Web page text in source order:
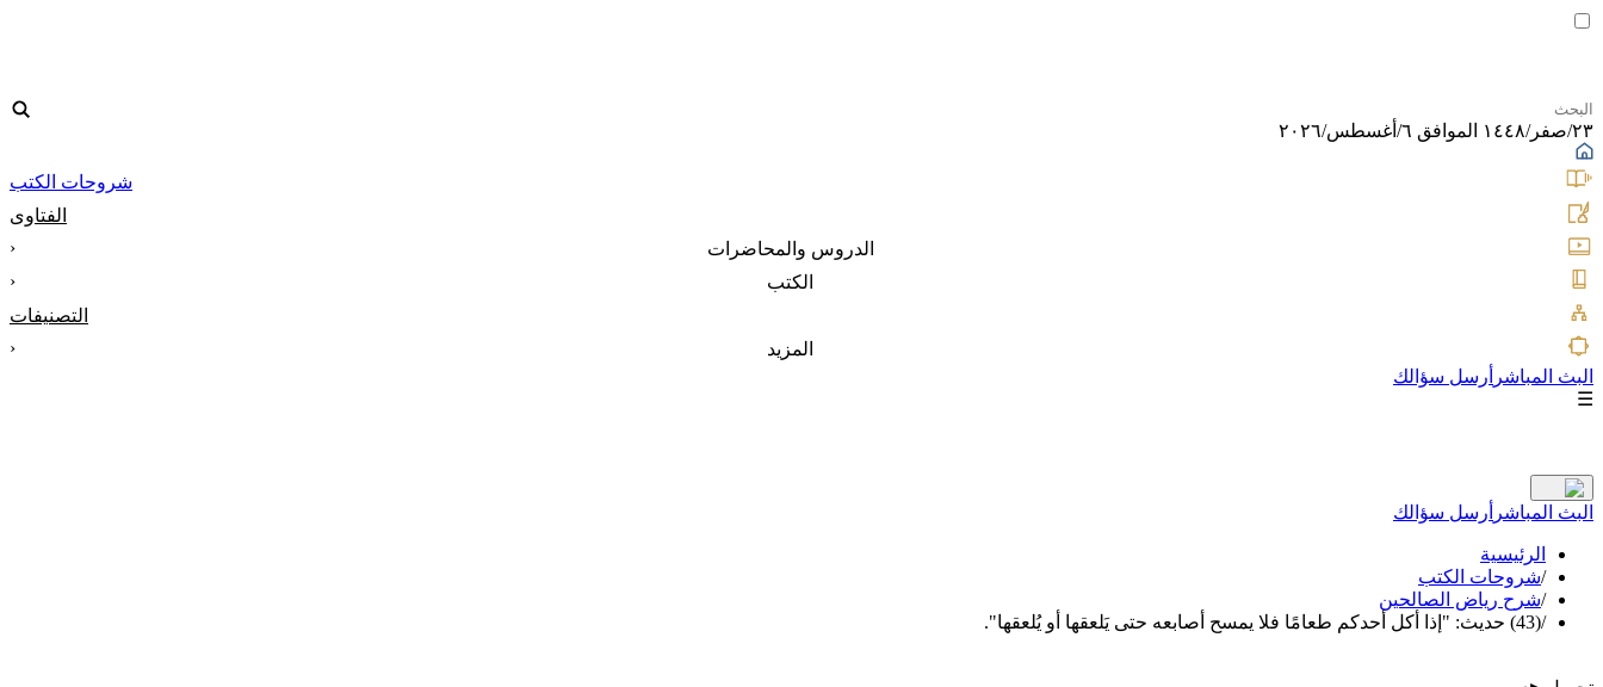
٢٣/صفر/١٤٤٨ الموافق ٦/أغسطس/٢٠٢٦
شروحات الكتب
الفتاوى
الدروس والمحاضرات
‹
الكتب
‹
التصنيفات
المزيد
‹
البث المباشر أرسل سؤالك
☰
البث المباشر أرسل سؤالك
الرئيسية
/شروحات الكتب
/شرح رياض الصالحين
/(43) حديث: "إذا أكل أحدكم طعامًا فلا يمسح أصابعه حتى يَلعقها أو يُلعقها".